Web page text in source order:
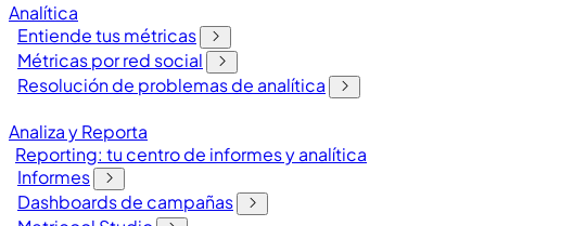
Analítica
Entiende tus métricas
Métricas por red social
Resolución de problemas de analítica
Analiza y Reporta
Reporting: tu centro de informes y analítica
Informes
Dashboards de campañas